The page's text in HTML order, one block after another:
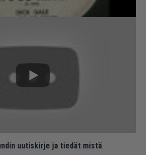
uutiskirje ja tiedät mistä